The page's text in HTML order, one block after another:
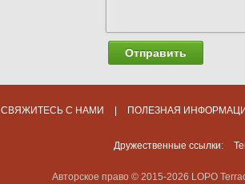
Отправить
СВЯЖИТЕСЬ С НАМИ ПОЛЕЗНАЯ
Дружественные ссылки:
Авторское право © 2015-2026 LOPO